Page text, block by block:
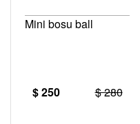
Mini bosu ball
$ 250 $ 280